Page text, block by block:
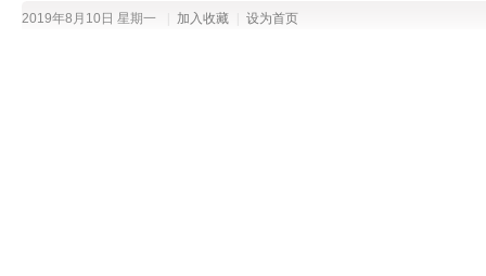
2019年8月10日 星期一 加入收藏 设为首页